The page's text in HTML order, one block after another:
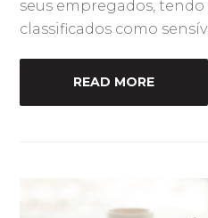
seus empregados, tendo
classificados como
READ MORE